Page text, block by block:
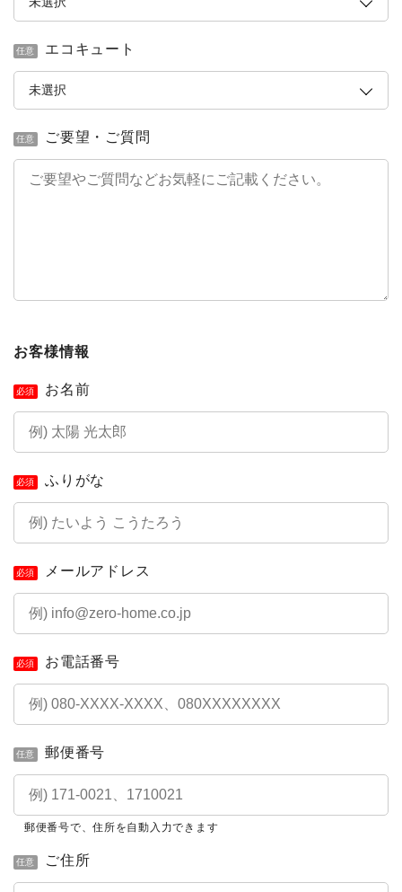
任意 エコキュート
任意 ご要望・ご質問
お客様情報
必須 お名前
必須 ふりがな
必須 メールアドレス
必須 お電話番号
任意 郵便番号
郵便番号で、住所を自動入力できます
任意 ご住所